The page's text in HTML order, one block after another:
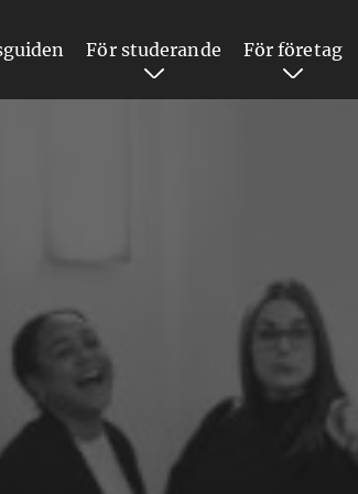
För studerande För företag